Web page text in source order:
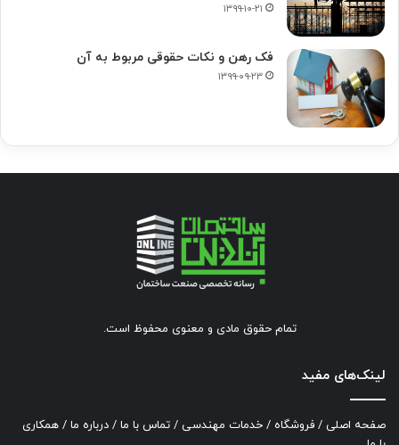
۱۳۹۹-۱۰-۲۱
فک‌ رهن و نکات حقوقی مربوط به آن
۱۳۹۹-۰۹-۲۳
تمام حقوق مادی و معنوی محفوظ است.
لینک‌های مفید
صفحه اصلی / فروشگاه / خدمات مهندسی / تماس با ما / درباره ما / همکاری